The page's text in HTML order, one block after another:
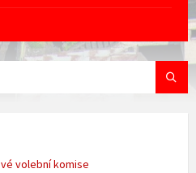
volební komise